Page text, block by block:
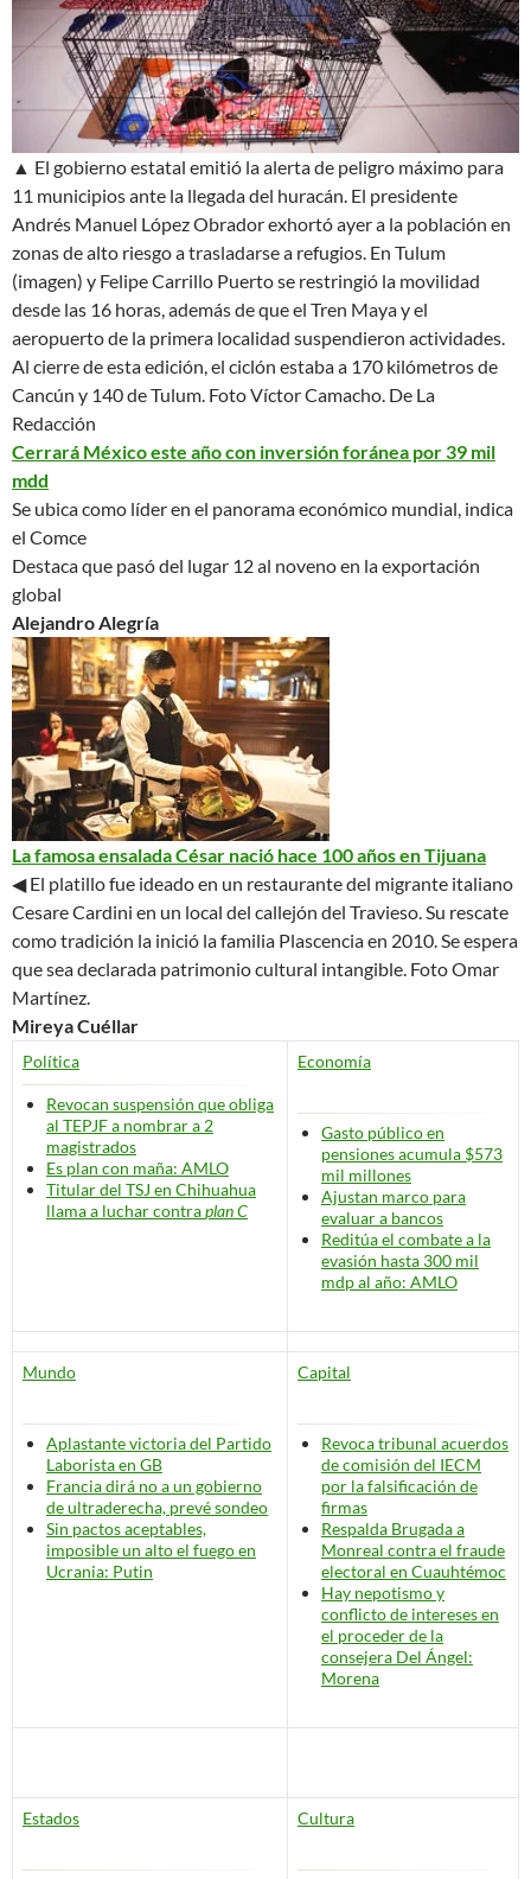
▲ El gobierno estatal emitió la alerta de peligro máximo para
11 municipios ante la llegada del huracán. El presidente
Andrés Manuel López Obrador exhortó ayer a la población en
zonas de alto riesgo a trasladarse a refugios. En Tulum
(imagen) y Felipe Carrillo Puerto se restringió la movilidad
desde las 16 horas, además de que el Tren Maya y el
aeropuerto de la primera localidad suspendieron actividades.
Al cierre de esta edición, el ciclón estaba a 170 kilómetros de
Cancún y 140 de Tulum. Foto Víctor Camacho. De La
Redacción
Cerrará México este año con inversión foránea por 39 mil
mdd
Se ubica como líder en el panorama económico mundial, indica
el Comce
Destaca que pasó del lugar 12 al noveno en la exportación
global
Alejandro Alegría
La famosa ensalada César nació hace 100 años en Tijuana
◀ El platillo fue ideado en un restaurante del migrante italiano
Cesare Cardini en un local del callejón del Travieso. Su rescate
como tradición la inició la familia Plascencia en 2010. Se espera
que sea declarada patrimonio cultural intangible. Foto Omar
Martínez.
Mireya Cuéllar
Política
Revocan suspensión que obliga
al TEPJF a nombrar a 2
magistrados
Es plan con maña: AMLO
Titular del TSJ en Chihuahua
llama a luchar contraplan C
Economía
Gasto público en
pensiones acumula $573
mil millones
Ajustan marco para
evaluar a bancos
Reditúa el combate a la
evasión hasta 300 mil
mdp al año: AMLO
Mundo
Aplastante victoria del Partido
Laborista en GB
Francia dirá no a un gobierno
de ultraderecha, prevé sondeo
Sin pactos aceptables,
imposible un alto el fuego en
Ucrania: Putin
Capital
Revoca tribunal acuerdos
de comisión del IECM
por la falsificación de
firmas
Respalda Brugada a
Monreal contra el fraude
electoral en Cuauhtémoc
Hay nepotismo y
conflicto de intereses en
el proceder de la
consejera Del Ángel:
Morena
Estados Cultura